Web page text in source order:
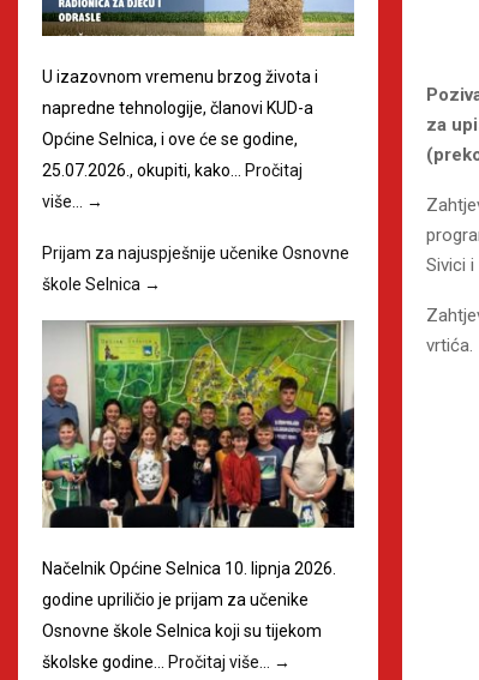
za
Sivici i
vrtića.
U izazovnom vremenu brzog života i
napredne tehnologije, članovi KUD-a
Općine Selnica, i ove će se godine,
25.07.2026., okupiti, kako…
Pročitaj
više…
→
Prijam za najuspješnije učenike Osnovne
škole Selnica →
Načelnik Općine Selnica 10. lipnja 2026.
godine upriličio je prijam za učenike
Osnovne škole Selnica koji su tijekom
školske godine…
Pročitaj više… →